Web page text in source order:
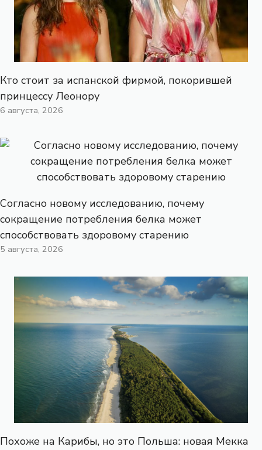
Кто стоит за испанской фирмой, покорившей
принцессу Леонору
6 августа, 2026
Согласно новому исследованию, почему
сокращение потребления белка может
способствовать здоровому старению
5 августа, 2026
Похоже на Карибы, но это Польша: новая Мекка